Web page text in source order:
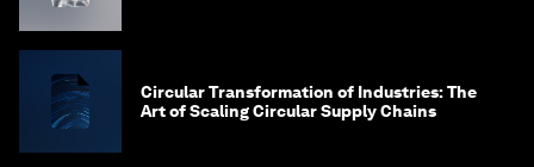
Circular Transformation of Industries: The
Art of Scaling Circular Supply Chains